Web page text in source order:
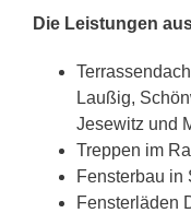
Die Leistungen
Laußig,
Jesewitz und
Treppen im
Fensterbau in
Fensterläden